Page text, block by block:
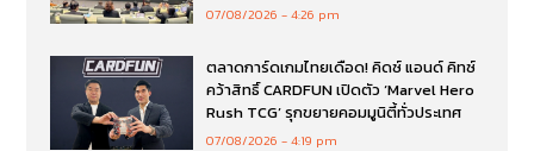
07/08/2026 4:26 pm
ตลาดการ์ดเกมไทยเดือด! คิดซ์ แอนด์ คิทซ์
คว้าสิทธิ์ CARDFUN เปิดตัว ‘Marvel Hero
Rush TCG’ รุกขยายคอมมูนิตี้ทั่วประเทศ
07/08/2026 4:19 pm